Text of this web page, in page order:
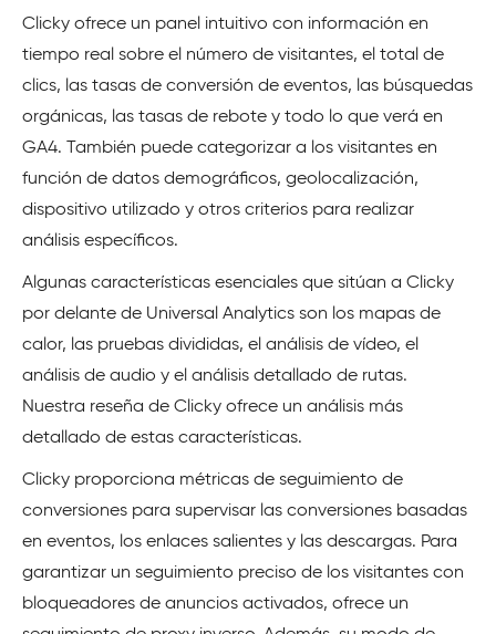
Clicky ofrece un panel intuitivo con información en
tiempo real sobre el número de visitantes, el total de
clics, las tasas de conversión de eventos, las búsquedas
orgánicas, las tasas de rebote y todo lo que verá en
GA4. También puede categorizar a los visitantes en
función de datos demográficos, geolocalización,
dispositivo utilizado y otros criterios para realizar
análisis específicos.
Algunas características esenciales que sitúan a Clicky
por delante de Universal Analytics son los mapas de
calor, las pruebas divididas, el análisis de vídeo, el
análisis de audio y el análisis detallado de rutas.
Nuestra reseña de Clicky ofrece un análisis más
detallado de estas características.
Clicky proporciona métricas de seguimiento de
conversiones para supervisar las conversiones basadas
en eventos, los enlaces salientes y las descargas. Para
garantizar un seguimiento preciso de los visitantes con
bloqueadores de anuncios activados, ofrece un